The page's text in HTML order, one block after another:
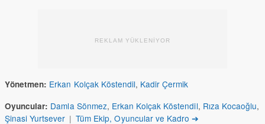
REKLAM YÜKLENİYOR
Yönetmen: Erkan Kolçak Köstendil, Kadir Çermik
Oyuncular: Damla Sönmez, Erkan Kolçak Köstendil, Rıza Kocaoğlu,
Şinasi Yurtsever | Tüm Ekip, Oyuncular ve Kadro ➔